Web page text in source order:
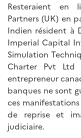
Resteraient en
Partners (UK) en
Indien résident à
Imperial Capital
Simulation
Charter Pvt Ltd
entrepreneur
banques ne sont
ces
de reprise et
judiciaire.